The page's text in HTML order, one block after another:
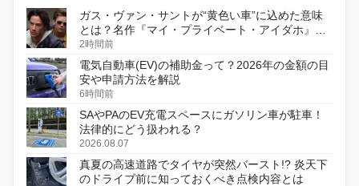
ガス・ヴァン・サントが“黄色い車”に込めた意味
とは？名作『マイ・プライベート・アイダホ』が
初のデジタルリマスター版で復活
2時間前
電気自動車(EV)の補助金って？2026年の金額の目
安や申請方法を解説
6時間前
SAやPAのEV充電スペースにガソリン車が駐車！
法律的にどう扱われる？
2026.08.07
真夏の高速道路でタイヤが突然バースト!? 炎天下
のドライブ前に知っておくべき点検内容とは